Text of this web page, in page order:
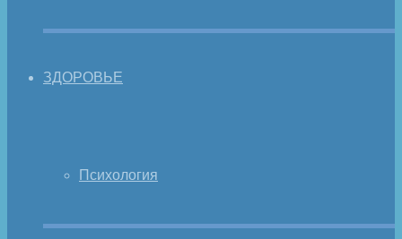
ЗДОРОВЬЕ
Психология